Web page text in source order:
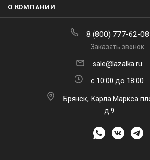
О КОМПАНИИ
8 (800) 777-62-08
Заказать звонок
sale@lazalka.ru
с 10:00 до 18:00
Брянск, Карла Маркса
д.9